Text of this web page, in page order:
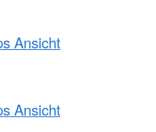
Ansicht
Ansicht